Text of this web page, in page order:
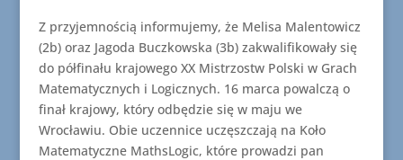
Z przyjemnością informujemy, że Melisa Malentowicz
(2b) oraz Jagoda Buczkowska (3b) zakwalifikowały się
do półfinału krajowego XX Mistrzostw Polski w Grach
Matematycznych i Logicznych. 16 marca powalczą o
finał krajowy, który odbędzie się w maju we
Wrocławiu. Obie uczennice uczęszczają na Koło
Matematyczne MathsLogic, które prowadzi pan